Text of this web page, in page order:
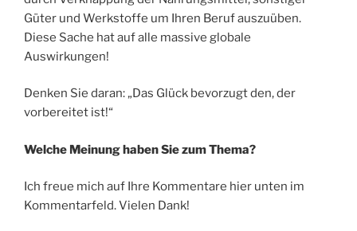
Güter und Werkstoffe um Ihren Beruf auszuüben.
Diese Sache hat auf alle massive globale
Auswirkungen!
Denken Sie daran: „Das Glück bevorzugt den, der
vorbereitet ist!“
Welche Meinung haben Sie zum Thema?
Ich freue mich auf Ihre Kommentare hier unten im
Kommentarfeld. Vielen Dank!